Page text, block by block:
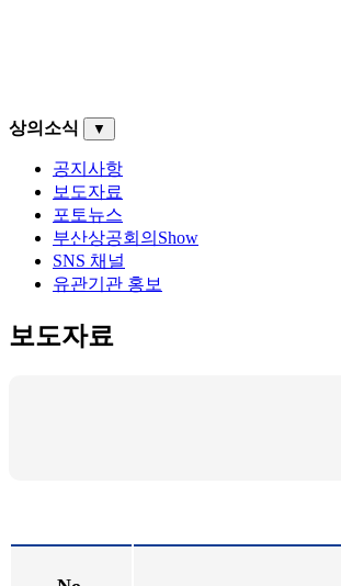
상의소식 ▼
공지사항
보도자료
포토뉴스
부산상공회의Show
SNS 채널
유관기관 홍보
보도자료